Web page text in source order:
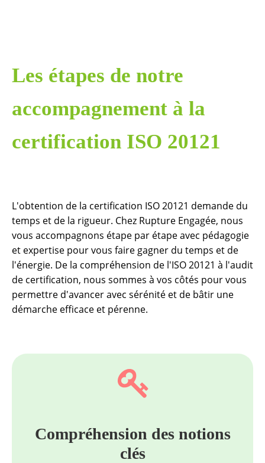
Les étapes de notre
accompagnement à la
certification ISO 20121
L'obtention de la certification ISO 20121 demande du
temps et de la rigueur. Chez Rupture Engagée, nous
vous accompagnons étape par étape avec pédagogie
et expertise pour vous faire gagner du temps et de
l'énergie. De la compréhension de l'ISO 20121 à l'audit
de certification, nous sommes à vos côtés pour vous
permettre d'avancer avec sérénité et de bâtir une
démarche efficace et pérenne.
Compréhension des notions
clés